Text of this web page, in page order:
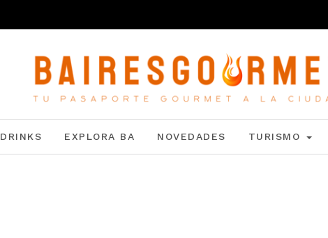
DRINKS EXPLORA BA NOVEDADES TURISMO